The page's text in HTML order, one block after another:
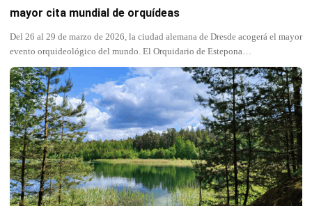
mayor cita mundial de orquídeas
Del 26 al 29 de marzo de 2026, la ciudad alemana de Dresde acogerá el mayor
evento orquideológico del mundo. El Orquidario de Estepona…